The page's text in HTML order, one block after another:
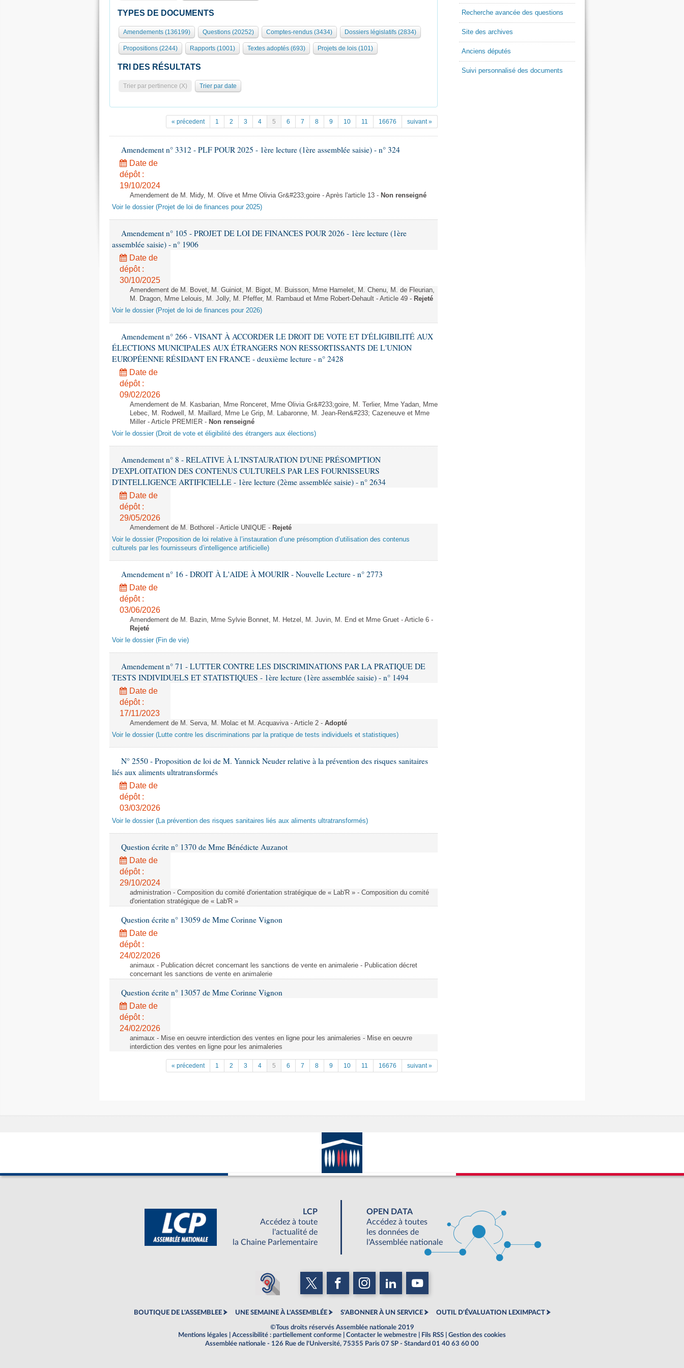
TYPES DE DOCUMENTS
Amendements (136199) Questions (20252) Comptes-rendus (3434) Dossiers législatifs (2834)
Propositions (2244) Rapports (1001) Textes adoptés (693) Projets de lois (101)
TRI DES RÉSULTATS
Trier par pertinence (X) Trier par date
« précedent 1 2 3 4 5 6 7 8 9 10 11 16676 suivant »
Amendement n° 3312 - PLF POUR 2025 - 1ère lecture (1ère assemblée saisie) - n° 324
Date de
dépôt :
19/10/2024
Amendement de M. Midy, M. Olive et Mme Olivia Gr&#233;goire - Après l'article 13 - Non renseigné
Voir le dossier (Projet de loi de finances pour 2025)
Amendement n° 105 - PROJET DE LOI DE FINANCES POUR 2026 - 1ère lecture (1ère
assemblée saisie) - n° 1906
Date de
dépôt :
30/10/2025
Amendement de M. Bovet, M. Guiniot, M. Bigot, M. Buisson, Mme Hamelet, M. Chenu, M. de Fleurian,
M. Dragon, Mme Lelouis, M. Jolly, M. Pfeffer, M. Rambaud et Mme Robert-Dehault - Article 49 - Rejeté
Voir le dossier (Projet de loi de finances pour 2026)
Amendement n° 266 - VISANT À ACCORDER LE DROIT DE VOTE ET D'ÉLIGIBILITÉ AUX
ÉLECTIONS MUNICIPALES AUX ÉTRANGERS NON RESSORTISSANTS DE L'UNION
EUROPÉENNE RÉSIDANT EN FRANCE - deuxième lecture - n° 2428
Date de
dépôt :
09/02/2026
Amendement de M. Kasbarian, Mme Ronceret, Mme Olivia Gr&#233;goire, M. Terlier, Mme Yadan, Mme
Lebec, M. Rodwell, M. Maillard, Mme Le Grip, M. Labaronne, M. Jean-Ren&#233; Cazeneuve et Mme
Miller - Article PREMIER - Non renseigné
Voir le dossier (Droit de vote et éligibilité des étrangers aux élections)
Amendement n° 8 - RELATIVE À L'INSTAURATION D'UNE PRÉSOMPTION
D'EXPLOITATION DES CONTENUS CULTURELS PAR LES FOURNISSEURS
D'INTELLIGENCE ARTIFICIELLE - 1ère lecture (2ème assemblée saisie) - n° 2634
Date de
dépôt :
29/05/2026
Amendement de M. Bothorel - Article UNIQUE - Rejeté
Voir le dossier (Proposition de loi relative à l’instauration d’une présomption d’utilisation des contenus
culturels par les fournisseurs d’intelligence artificielle)
Amendement n° 16 - DROIT À L'AIDE À MOURIR - Nouvelle Lecture - n° 2773
Date de
dépôt :
03/06/2026
Amendement de M. Bazin, Mme Sylvie Bonnet, M. Hetzel, M. Juvin, M. End et Mme Gruet - Article 6 -
Rejeté
Voir le dossier (Fin de vie)
Amendement n° 71 - LUTTER CONTRE LES DISCRIMINATIONS PAR LA PRATIQUE DE
TESTS INDIVIDUELS ET STATISTIQUES - 1ère lecture (1ère assemblée saisie) - n° 1494
Date de
dépôt :
17/11/2023
Amendement de M. Serva, M. Molac et M. Acquaviva - Article 2 - Adopté
Voir le dossier (Lutte contre les discriminations par la pratique de tests individuels et statistiques)
N° 2550 - Proposition de loi de M. Yannick Neuder relative à la prévention des risques sanitaires
liés aux aliments ultratransformés
Date de
dépôt :
03/03/2026
Voir le dossier (La prévention des risques sanitaires liés aux aliments ultratransformés)
Question écrite n° 1370 de Mme Bénédicte Auzanot
Date de
dépôt :
29/10/2024
administration - Composition du comité d'orientation stratégique de « Lab'R » - Composition du comité
d'orientation stratégique de « Lab'R »
Question écrite n° 13059 de Mme Corinne Vignon
Date de
dépôt :
24/02/2026
animaux - Publication décret concernant les sanctions de vente en animalerie - Publication décret
concernant les sanctions de vente en animalerie
Question écrite n° 13057 de Mme Corinne Vignon
Date de
dépôt :
24/02/2026
animaux - Mise en oeuvre interdiction des ventes en ligne pour les animaleries - Mise en oeuvre
interdiction des ventes en ligne pour les animaleries
« précedent 1 2 3 4 5 6 7 8 9 10 11 16676 suivant »
Recherche avancée des questions
Site des archives
Anciens députés
Suivi personnalisé des documents
LCP
Accédez à toute
l'actualité de
la Chaine Parlementaire
OPEN DATA
Accédez à toutes
les données de
l'Assemblée nationale
BOUTIQUE DE L'ASSEMBLEE UNE SEMAINE À L'ASSEMBLÉE S'ABONNER À UN SERVICE OUTIL D'ÉVALUATION LEXIMPACT
©Tous droits réservés Assemblée nationale 2019
Mentions légales
Accessibilité : partiellement conforme Contacter le webmestre Fils RSS
Gestion des cookies
Assemblée nationale - 126 Rue de l'Université, 75355 Paris 07 SP - Standard 01 40 63 60 00